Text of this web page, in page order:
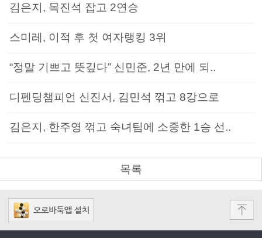
김은지, 목진석 잡고 2연승
스미레, 이적 후 첫 여자랭킹 3위
“정말 기쁘고 뜻깊다” 신민준, 2년 만에 되..
디펜딩챔피언 신진서, 김민석 꺾고 8강으로
김은지, 한주영 꺾고 숙녀팀에 소중한 1승 선..
목록